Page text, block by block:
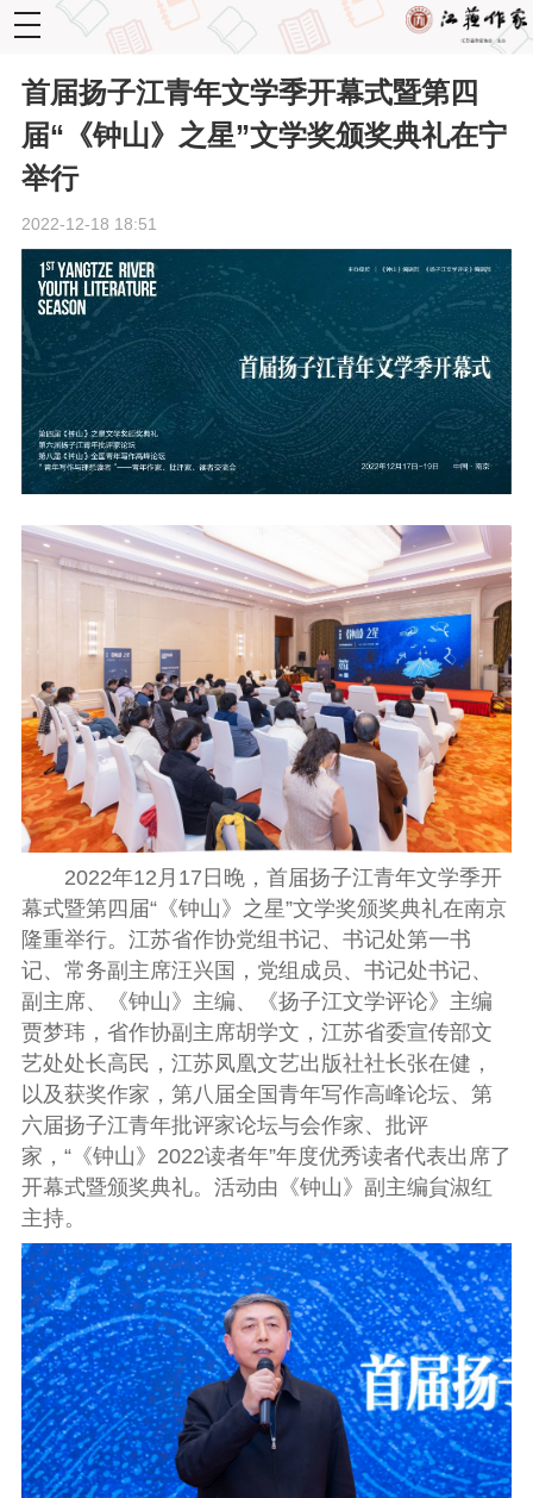
toggle
navigation
首届扬子江青年文学季开幕式暨第四
届“《钟山》之星”文学奖颁奖典礼在宁
举行
2022-12-18 18:51
2022年12月17日晚，首届扬子江青年文学季开
幕式暨第四届“《钟山》之星”文学奖颁奖典礼在南京
隆重举行。江苏省作协党组书记、书记处第一书
记、常务副主席汪兴国，党组成员、书记处书记、
副主席、《钟山》主编、《扬子江文学评论》主编
贾梦玮，省作协副主席胡学文，江苏省委宣传部文
艺处处长高民，江苏凤凰文艺出版社社长张在健，
以及获奖作家，第八届全国青年写作高峰论坛、第
六届扬子江青年批评家论坛与会作家、批评
家，“《钟山》2022读者年”年度优秀读者代表出席了
开幕式暨颁奖典礼。活动由《钟山》副主编貟淑红
主持。